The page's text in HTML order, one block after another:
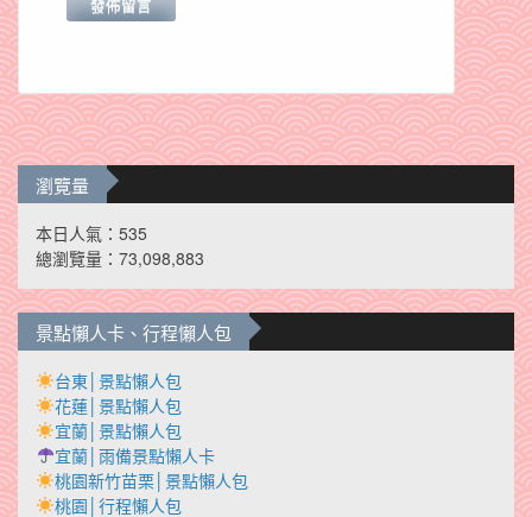
瀏覽量
本日人氣：535
總瀏覽量：73,098,883
景點懶人卡、行程懶人包
台東│景點懶人包
花蓮│景點懶人包
宜蘭│景點懶人包
宜蘭│雨備景點懶人卡
桃園新竹苗栗│景點懶人包
桃園│行程懶人包